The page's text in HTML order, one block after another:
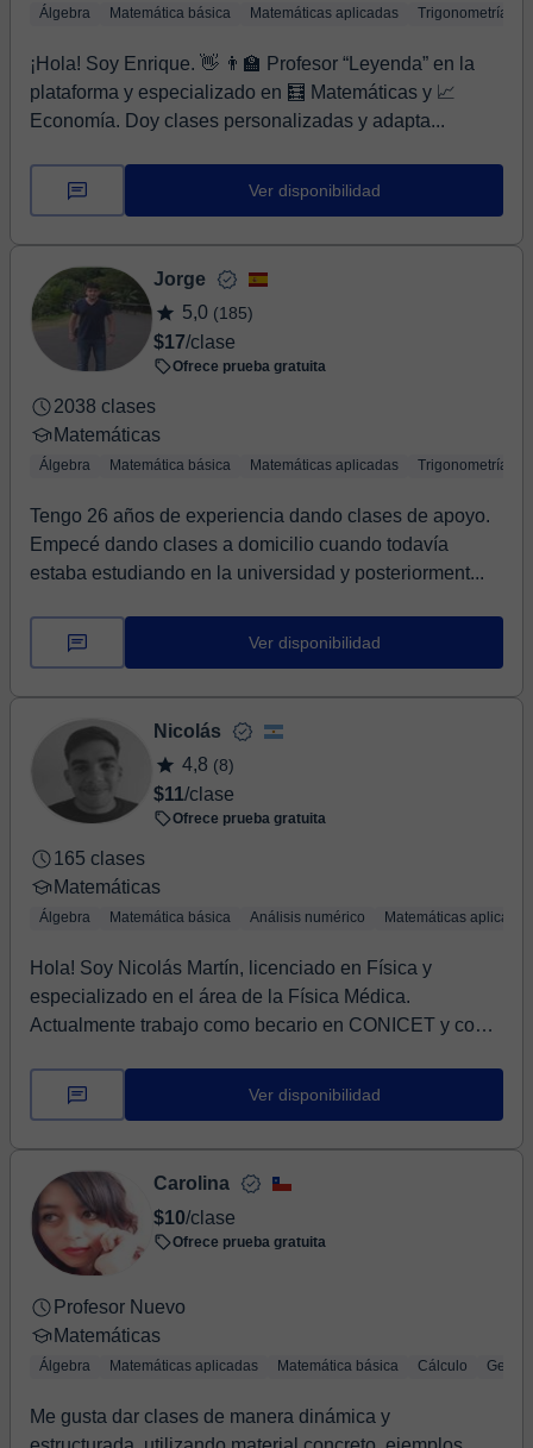
Álgebra Matemática básica Matemáticas aplicadas Trigonometría
¡Hola! Soy Enrique. 👋 👨‍🏫 Profesor “Leyenda” en la
plataforma y especializado en 🧮 Matemáticas y 📈
Economía. Doy clases personalizadas y adapta...
Ver disponibilidad
Jorge
5,0 (185)
$17/clase
Ofrece prueba gratuita
2038 clases
Matemáticas
Álgebra Matemática básica Matemáticas aplicadas Trigonometría
Tengo 26 años de experiencia dando clases de apoyo.
Empecé dando clases a domicilio cuando todavía
estaba estudiando en la universidad y posteriorment...
Ver disponibilidad
Nicolás
4,8 (8)
$11/clase
Ofrece prueba gratuita
165 clases
Matemáticas
Álgebra Matemática básica Análisis numérico Matemáticas aplicadas
Hola! Soy Nicolás Martín, licenciado en Física y
especializado en el área de la Física Médica.
Actualmente trabajo como becario en CONICET y como
Ver disponibilidad
Carolina
$10/clase
Ofrece prueba gratuita
Profesor Nuevo
Matemáticas
Álgebra Matemáticas aplicadas Matemática básica Cálculo
Me gusta dar clases de manera dinámica y